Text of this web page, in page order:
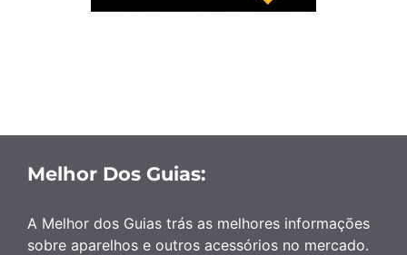
Melhor Dos Guias:
A Melhor dos Guias trás as melhores informações
sobre aparelhos e outros acessórios no mercado.